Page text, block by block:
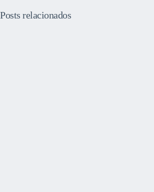
Posts relacionados